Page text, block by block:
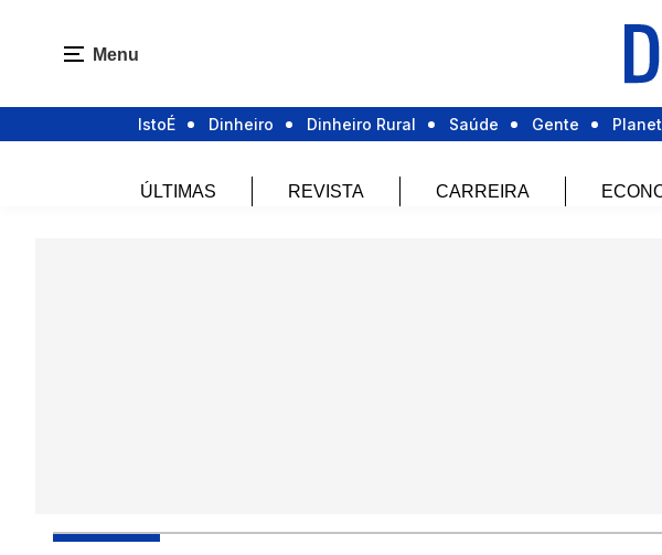
Menu
IstoÉ Dinheiro Dinheiro Rural Saúde Gente
ÚLTIMAS REVISTA CARREIRA